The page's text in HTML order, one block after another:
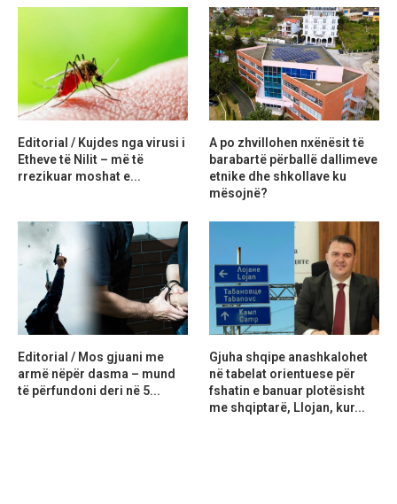
Editorial / Kujdes nga virusi i
Etheve të Nilit – më të
rrezikuar moshat e...
A po zhvillohen nxënësit të
barabartë përballë dallimeve
etnike dhe shkollave ku
mësojnë?
Editorial / Mos gjuani me
armë nëpër dasma – mund
të përfundoni deri në 5...
Gjuha shqipe anashkalohet
në tabelat orientuese për
fshatin e banuar plotësisht
me shqiptarë, Llojan, kur...